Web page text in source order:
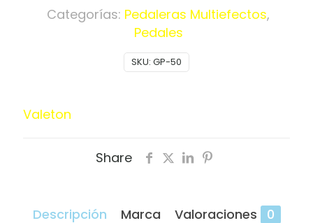
GP-
SKU: GP-50
Categorías: Pedaleras Multiefectos,
Pedales
Valeton
Share
Descripción Marca Valoraciones 0